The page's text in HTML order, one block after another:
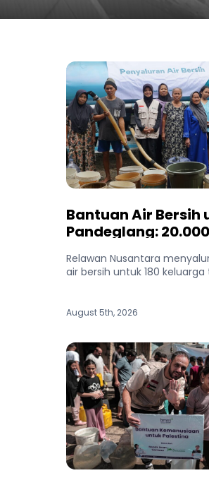
Bantuan Air Bersih
Pandeglang:
Terdampak
Relawan Nusantara
air bersih untuk 180
August 5th, 2026